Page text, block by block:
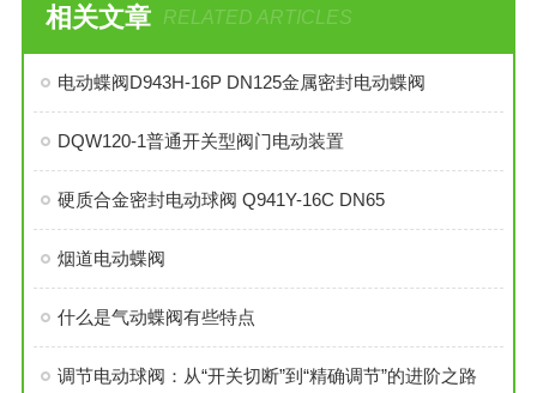
相关文章 RELATED ARTICLES
电动蝶阀D943H-16P DN125金属密封电动蝶阀
DQW120-1普通开关型阀门电动装置
硬质合金密封电动球阀 Q941Y-16C DN65
烟道电动蝶阀
什么是气动蝶阀有些特点
调节电动球阀：从“开关切断”到“精确调节”的进阶之路